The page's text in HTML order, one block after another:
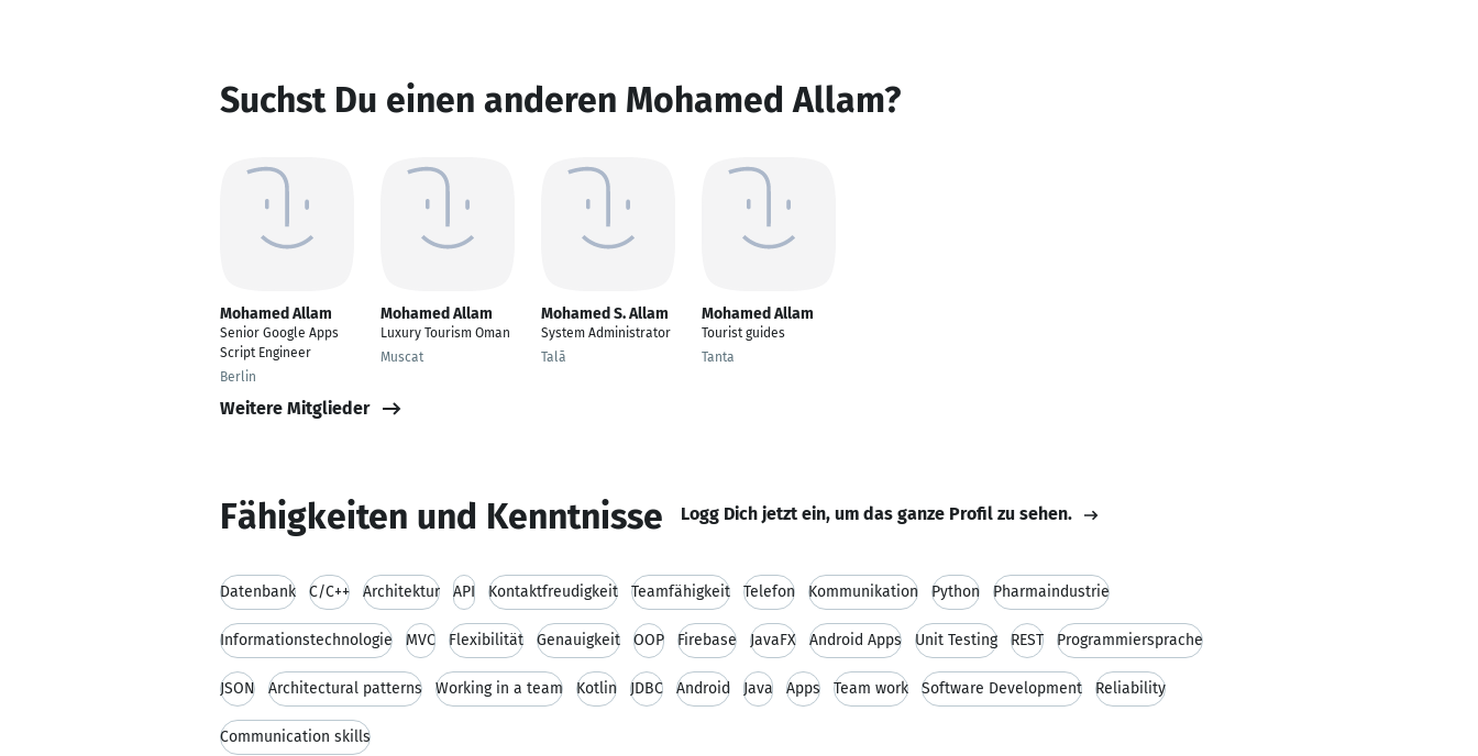
Suchst Du einen anderen Mohamed Allam?
Mohamed Allam
Senior Google Apps
Script Engineer
Berlin
Mohamed Allam
Luxury Tourism Oman
Muscat
Mohamed S. Allam
System Administrator
Talā
Mohamed Allam
Tourist guides
Tanta
Weitere Mitglieder
Fähigkeiten und Kenntnisse Logg Dich jetzt ein, um das ganze Profil zu sehen.
Datenbank C/C++ Architektur API Kontaktfreudigkeit Teamfähigkeit Telefon Kommunikation Python Pharmaindustrie
Informationstechnologie MVC Flexibilität Genauigkeit OOP Firebase JavaFX Android Apps Unit Testing REST Programmiersprache
JSON Architectural patterns Working in a team Kotlin JDBC Android Java Apps Team work Software Development Reliability
Communication skills